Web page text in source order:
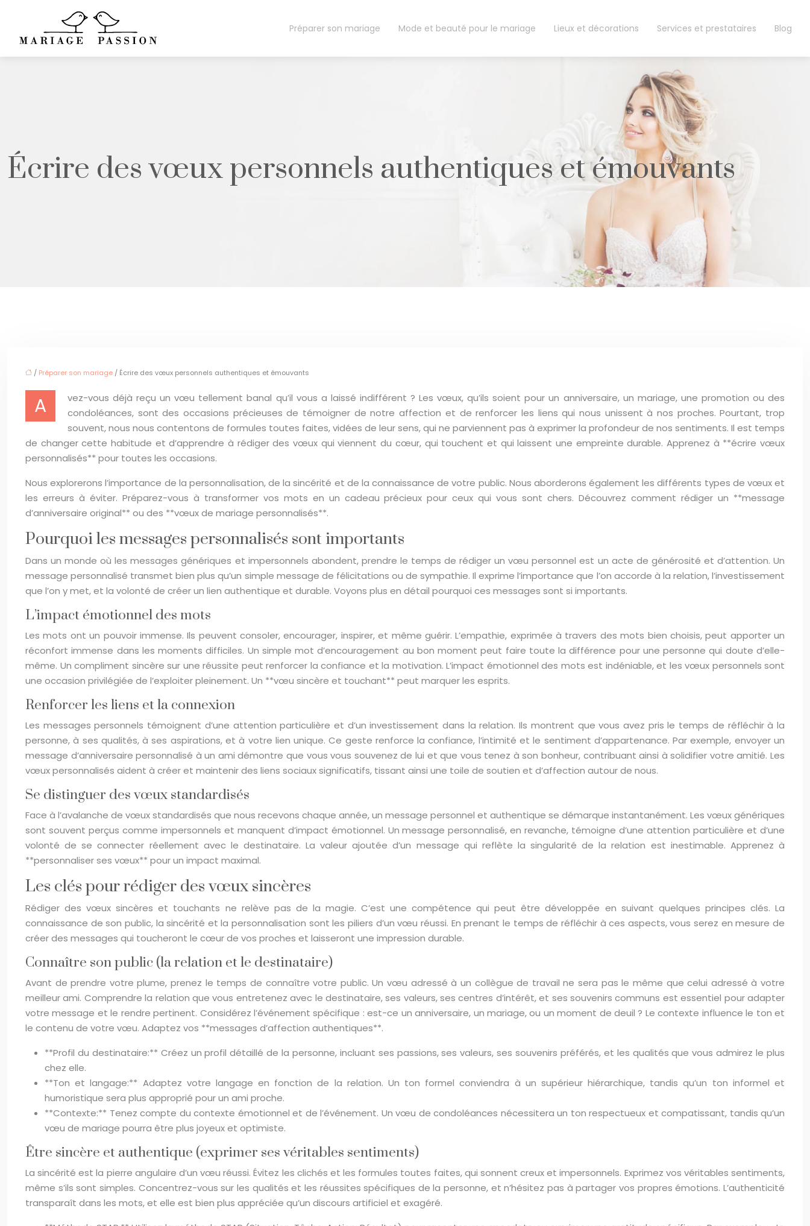
Préparer son mariage Mode et beauté pour le mariage Lieux et décorations Services et prestataires Blog
Écrire des vœux personnels authentiques et émouvants
/ Préparer son mariage / Écrire des vœux personnels authentiques et émouvants
A
vez-vous déjà reçu un vœu tellement banal qu’il vous a laissé indifférent ? Les vœux, qu’ils soient pour un anniversaire, un mariage, une promotion ou des
condoléances, sont des occasions précieuses de témoigner de notre affection et de renforcer les liens qui nous unissent à nos proches. Pourtant, trop
souvent, nous nous contentons de formules toutes faites, vidées de leur sens, qui ne parviennent pas à exprimer la profondeur de nos sentiments. Il est temps
de changer cette habitude et d’apprendre à rédiger des vœux qui viennent du cœur, qui touchent et qui laissent une empreinte durable. Apprenez à **écrire vœux
personnalisés** pour toutes les occasions.
Nous explorerons l’importance de la personnalisation, de la sincérité et de la connaissance de votre public. Nous aborderons également les différents types de vœux et
les erreurs à éviter. Préparez-vous à transformer vos mots en un cadeau précieux pour ceux qui vous sont chers. Découvrez comment rédiger un **message
d’anniversaire original** ou des **vœux de mariage personnalisés**.
Pourquoi les messages personnalisés sont importants
Dans un monde où les messages génériques et impersonnels abondent, prendre le temps de rédiger un vœu personnel est un acte de générosité et d’attention. Un
message personnalisé transmet bien plus qu’un simple message de félicitations ou de sympathie. Il exprime l’importance que l’on accorde à la relation, l’investissement
que l’on y met, et la volonté de créer un lien authentique et durable. Voyons plus en détail pourquoi ces messages sont si importants.
L’impact émotionnel des mots
Les mots ont un pouvoir immense. Ils peuvent consoler, encourager, inspirer, et même guérir. L’empathie, exprimée à travers des mots bien choisis, peut apporter un
réconfort immense dans les moments difficiles. Un simple mot d’encouragement au bon moment peut faire toute la différence pour une personne qui doute d’elle-
même. Un compliment sincère sur une réussite peut renforcer la confiance et la motivation. L’impact émotionnel des mots est indéniable, et les vœux personnels sont
une occasion privilégiée de l’exploiter pleinement. Un **vœu sincère et touchant** peut marquer les esprits.
Renforcer les liens et la connexion
Les messages personnels témoignent d’une attention particulière et d’un investissement dans la relation. Ils montrent que vous avez pris le temps de réfléchir à la
personne, à ses qualités, à ses aspirations, et à votre lien unique. Ce geste renforce la confiance, l’intimité et le sentiment d’appartenance. Par exemple, envoyer un
message d’anniversaire personnalisé à un ami démontre que vous vous souvenez de lui et que vous tenez à son bonheur, contribuant ainsi à solidifier votre amitié. Les
vœux personnalisés aident à créer et maintenir des liens sociaux significatifs, tissant ainsi une toile de soutien et d’affection autour de nous.
Se distinguer des vœux standardisés
Face à l’avalanche de vœux standardisés que nous recevons chaque année, un message personnel et authentique se démarque instantanément. Les vœux génériques
sont souvent perçus comme impersonnels et manquent d’impact émotionnel. Un message personnalisé, en revanche, témoigne d’une attention particulière et d’une
volonté de se connecter réellement avec le destinataire. La valeur ajoutée d’un message qui reflète la singularité de la relation est inestimable. Apprenez à
**personnaliser ses vœux** pour un impact maximal.
Les clés pour rédiger des vœux sincères
Rédiger des vœux sincères et touchants ne relève pas de la magie. C’est une compétence qui peut être développée en suivant quelques principes clés. La
connaissance de son public, la sincérité et la personnalisation sont les piliers d’un vœu réussi. En prenant le temps de réfléchir à ces aspects, vous serez en mesure de
créer des messages qui toucheront le cœur de vos proches et laisseront une impression durable.
Connaître son public (la relation et le destinataire)
Avant de prendre votre plume, prenez le temps de connaître votre public. Un vœu adressé à un collègue de travail ne sera pas le même que celui adressé à votre
meilleur ami. Comprendre la relation que vous entretenez avec le destinataire, ses valeurs, ses centres d’intérêt, et ses souvenirs communs est essentiel pour adapter
votre message et le rendre pertinent. Considérez l’événement spécifique : est-ce un anniversaire, un mariage, ou un moment de deuil ? Le contexte influence le ton et
le contenu de votre vœu. Adaptez vos **messages d’affection authentiques**.
**Profil du destinataire:** Créez un profil détaillé de la personne, incluant ses passions, ses valeurs, ses souvenirs préférés, et les qualités que vous admirez le plus
chez elle.
**Ton et langage:** Adaptez votre langage en fonction de la relation. Un ton formel conviendra à un supérieur hiérarchique, tandis qu’un ton informel et
humoristique sera plus approprié pour un ami proche.
**Contexte:** Tenez compte du contexte émotionnel et de l’événement. Un vœu de condoléances nécessitera un ton respectueux et compatissant, tandis qu’un
vœu de mariage pourra être plus joyeux et optimiste.
Être sincère et authentique (exprimer ses véritables sentiments)
La sincérité est la pierre angulaire d’un vœu réussi. Évitez les clichés et les formules toutes faites, qui sonnent creux et impersonnels. Exprimez vos véritables sentiments,
même s’ils sont simples. Concentrez-vous sur les qualités et les réussites spécifiques de la personne, et n’hésitez pas à partager vos propres émotions. L’authenticité
transparaît dans les mots, et elle est bien plus appréciée qu’un discours artificiel et exagéré.